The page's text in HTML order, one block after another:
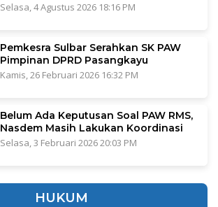
Selasa, 4 Agustus 2026 18:16 PM
Pemkesra Sulbar Serahkan SK PAW
Pimpinan DPRD Pasangkayu
Kamis, 26 Februari 2026 16:32 PM
Belum Ada Keputusan Soal PAW RMS,
Nasdem Masih Lakukan Koordinasi
Selasa, 3 Februari 2026 20:03 PM
HUKUM